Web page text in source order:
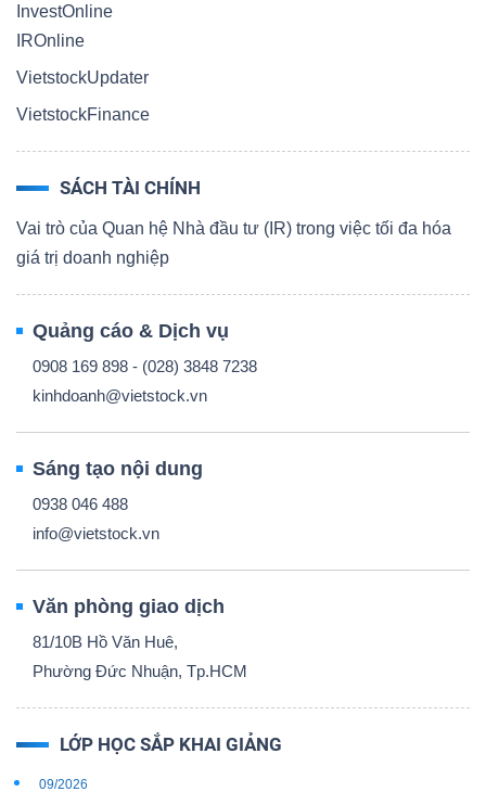
InvestOnline
IROnline
VietstockUpdater
VietstockFinance
SÁCH TÀI CHÍNH
Vai trò của Quan hệ Nhà đầu tư (IR) trong việc tối đa hóa
giá trị doanh nghiệp
Quảng cáo & Dịch vụ
0908 169 898 - (028) 3848 7238
kinhdoanh@vietstock.vn
Sáng tạo nội dung
0938 046 488
info@vietstock.vn
Văn phòng giao dịch
81/10B Hồ Văn Huê,
Phường Đức Nhuận, Tp.HCM
LỚP HỌC SẮP KHAI GIẢNG
09/2026